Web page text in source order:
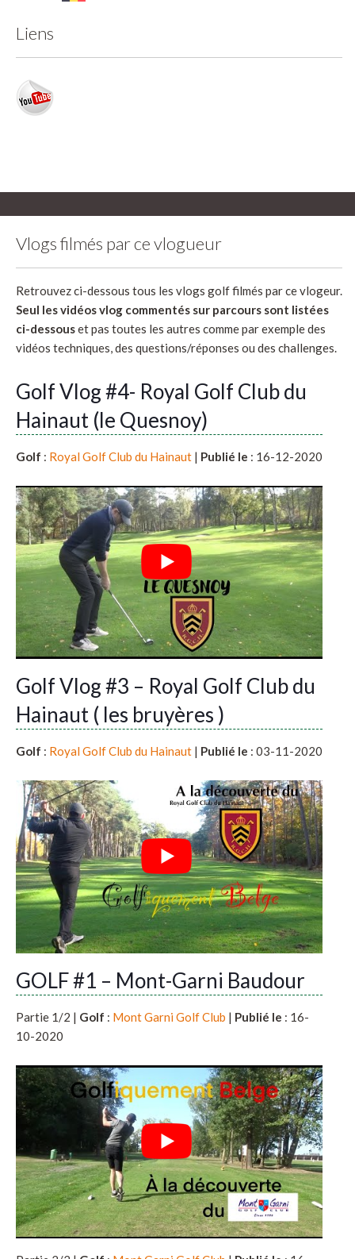
Liens
Vlogs filmés par ce vlogueur
Retrouvez ci-dessous tous les vlogs golf filmés par ce vlogeur.
Seul les vidéos vlog commentés sur parcours sont listées
ci-dessouset pas toutes les autres comme par exemple des
vidéos techniques, des questions/réponses ou des challenges.
Golf Vlog #4- Royal Golf Club du
Hainaut (le Quesnoy)
Golf : Royal Golf Club du Hainaut | Publié le : 16-12-2020
Golf Vlog #3 – Royal Golf Club du
Hainaut ( les bruyères )
Golf : Royal Golf Club du Hainaut | Publié le : 03-11-2020
GOLF #1 – Mont-Garni Baudour
Partie 1/2 | Golf : Mont Garni Golf Club | Publié le : 16-
10-2020